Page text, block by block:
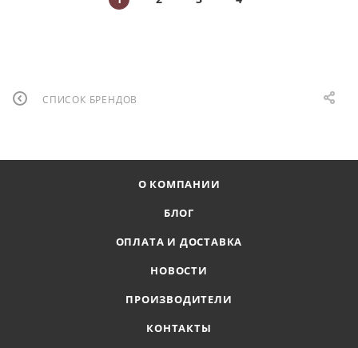
СПИСОК БРЕНДОВ
О КОМПАНИИ
БЛОГ
ОПЛАТА И ДОСТАВКА
НОВОСТИ
ПРОИЗВОДИТЕЛИ
КОНТАКТЫ